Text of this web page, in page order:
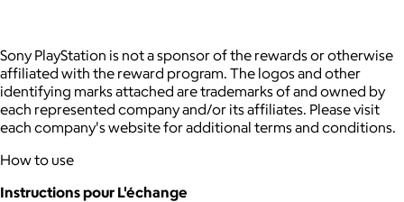
Sony PlayStation is not a sponsor of the rewards or otherwise
affiliated with the reward program. The logos and other
identifying marks attached are trademarks of and owned by
each represented company and/or its affiliates. Please visit
each company's website for additional terms and conditions.
How to use
Instructions pour L'échange